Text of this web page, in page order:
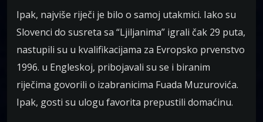
Ipak, najviše riječi je bilo o samoj utakmici. Iako su
Slovenci do susreta sa “Ljiljanima” igrali čak 29 puta,
nastupili su u kvalifikacijama za Evropsko prvenstvo
1996. u Engleskoj, pribojavali su se i biranim
riječima govorili o izabranicima Fuada Muzurovića.
Ipak, gosti su ulogu favorita prepustili domaćinu.